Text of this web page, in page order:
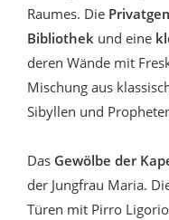
Raumes. Die
Bibliothek und eine
deren Wände mit
Mischung aus
Sibyllen und
Das Gewölbe der
der Jungfrau Maria.
Türen mit Pirro